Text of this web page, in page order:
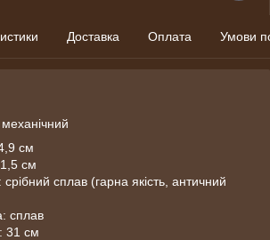
Доставка Оплата Умови
см
см
сплав (гарна якість, античний
сплав
31 см